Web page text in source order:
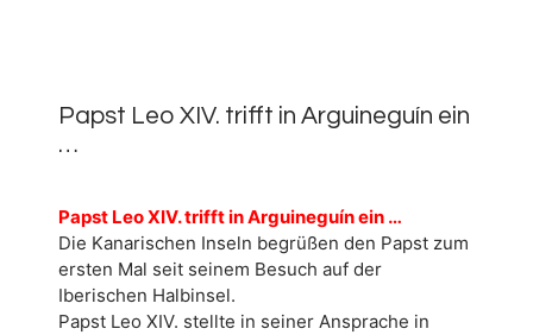
Papst Leo XIV. trifft in Arguineguín ein
…
Papst Leo XIV. trifft in Arguineguín ein …
Die Kanarischen Inseln begrüßen den Papst zum
ersten Mal seit seinem Besuch auf der
Iberischen Halbinsel.
Papst Leo XIV. stellte in seiner Ansprache in